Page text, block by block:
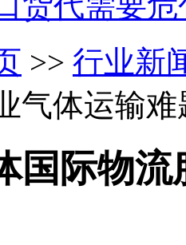
>> 行业新
气体运输难
国际物